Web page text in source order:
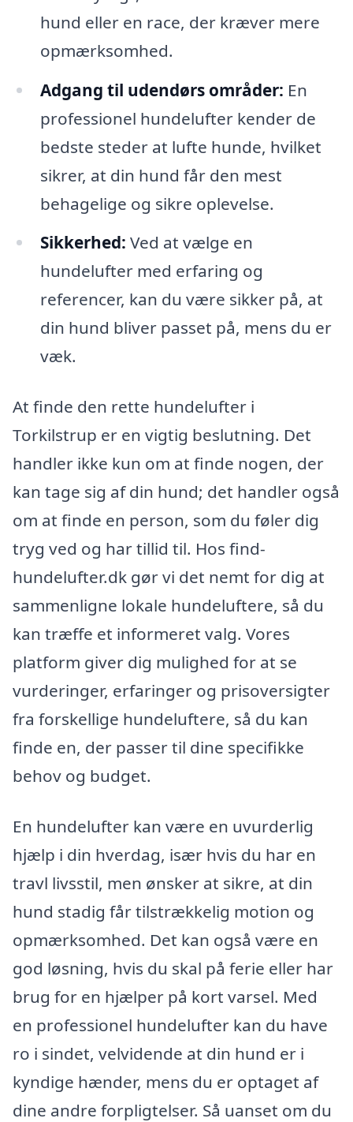
hund eller en race, der kræver mere
opmærksomhed.
Adgang til udendørs områder: En
professionel hundelufter kender de
bedste steder at lufte hunde, hvilket
sikrer, at din hund får den mest
behagelige og sikre oplevelse.
Sikkerhed: Ved at vælge en
hundelufter med erfaring og
referencer, kan du være sikker på, at
din hund bliver passet på, mens du er
væk.
At finde den rette hundelufter i
Torkilstrup er en vigtig beslutning. Det
handler ikke kun om at finde nogen, der
kan tage sig af din hund; det handler også
om at finde en person, som du føler dig
tryg ved og har tillid til. Hos find-
hundelufter.dk gør vi det nemt for dig at
sammenligne lokale hundeluftere, så du
kan træffe et informeret valg. Vores
platform giver dig mulighed for at se
vurderinger, erfaringer og prisoversigter
fra forskellige hundeluftere, så du kan
finde en, der passer til dine specifikke
behov og budget.
En hundelufter kan være en uvurderlig
hjælp i din hverdag, især hvis du har en
travl livsstil, men ønsker at sikre, at din
hund stadig får tilstrækkelig motion og
opmærksomhed. Det kan også være en
god løsning, hvis du skal på ferie eller har
brug for en hjælper på kort varsel. Med
en professionel hundelufter kan du have
ro i sindet, velvidende at din hund er i
kyndige hænder, mens du er optaget af
dine andre forpligtelser. Så uanset om du